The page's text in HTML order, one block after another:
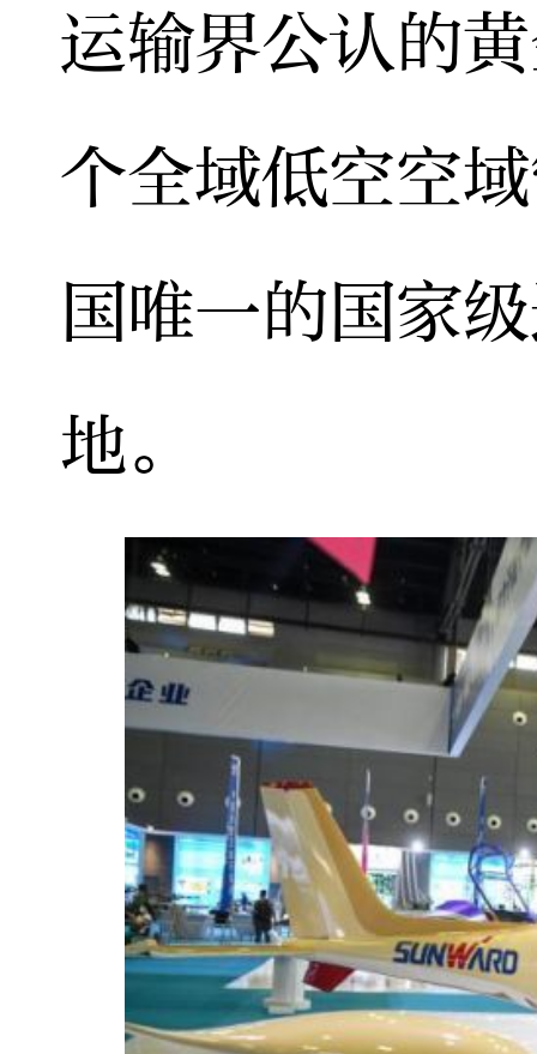
运输界公认的
个全域低空空
国唯一的国家
地。